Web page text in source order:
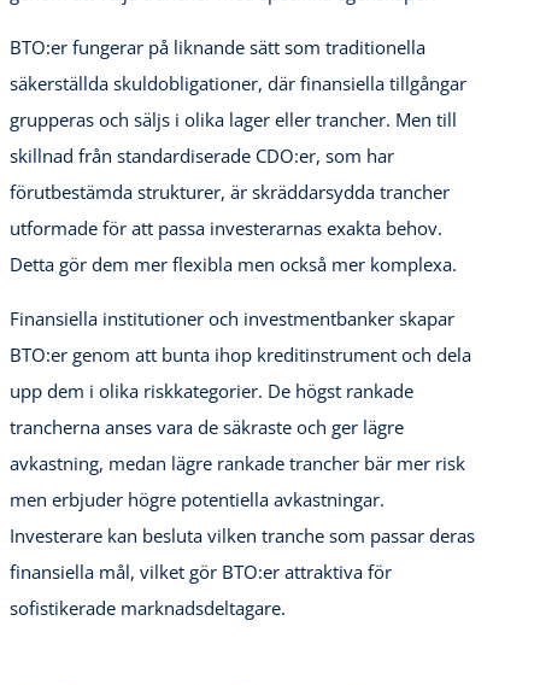
BTO:er fungerar på liknande sätt som traditionella
säkerställda skuldobligationer, där finansiella tillgångar
grupperas och säljs i olika lager eller trancher. Men till
skillnad från standardiserade CDO:er, som har
förutbestämda strukturer, är skräddarsydda trancher
utformade för att passa investerarnas exakta behov.
Detta gör dem mer flexibla men också mer komplexa.
Finansiella institutioner och investmentbanker skapar
BTO:er genom att bunta ihop kreditinstrument och dela
upp dem i olika riskkategorier. De högst rankade
trancherna anses vara de säkraste och ger lägre
avkastning, medan lägre rankade trancher bär mer risk
men erbjuder högre potentiella avkastningar.
Investerare kan besluta vilken tranche som passar deras
finansiella mål, vilket gör BTO:er attraktiva för
sofistikerade marknadsdeltagare.